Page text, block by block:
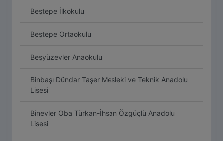
Beştepe İlkokulu
Beştepe Ortaokulu
Beşyüzevler Anaokulu
Binbaşı Dündar Taşer Mesleki ve Teknik Anadolu
Lisesi
Binevler Oba Türkan-İhsan Özgüçlü Anadolu
Lisesi